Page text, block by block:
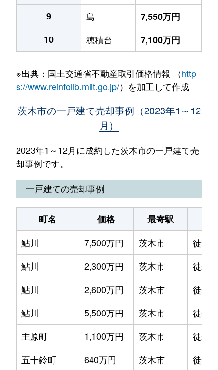
9
島
7,550万円
10
穂積台 7,100万円
※出典：国土交通省不動産取引価格情報 （http
s://www.reinfolib.mlit.go.jp/）を加工して作成
茨木市の一戸建て売却事例（2023年1～12
月）
2023年1～12月に成約した茨木市の一戸建て売
却事例です。
一戸建ての売却事例
町名 価格 最寄駅
鮎川
7,500万円 茨木市
徒歩
鮎川
2,300万円 茨木市
徒歩
鮎川
2,600万円 茨木市
徒歩
鮎川
5,500万円 茨木市
徒歩
主原町
1,100万円 茨木市
徒歩
五十鈴町
640万円 茨木市
徒歩